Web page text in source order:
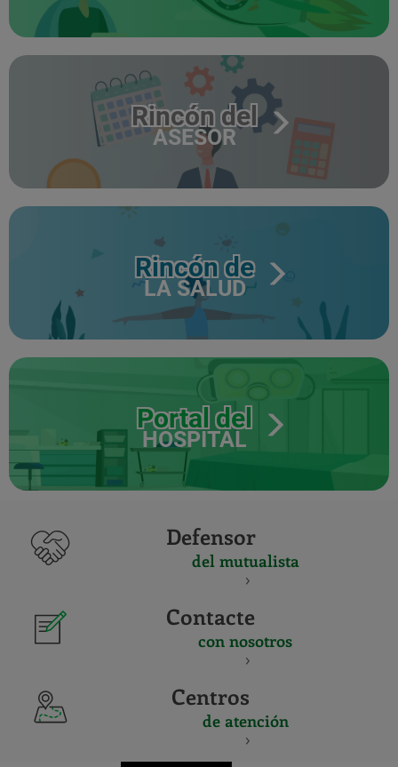
Rincón del
ASESOR
Rincón de
LA SALUD
Portal del
HOSPITAL
Defensor
del mutualista
Contacte
con nosotros
Centros
de atención